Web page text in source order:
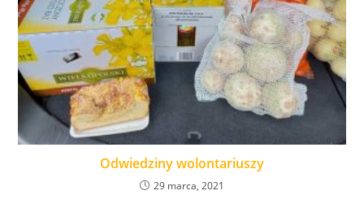
Odwiedziny wolontariuszy
29 marca, 2021